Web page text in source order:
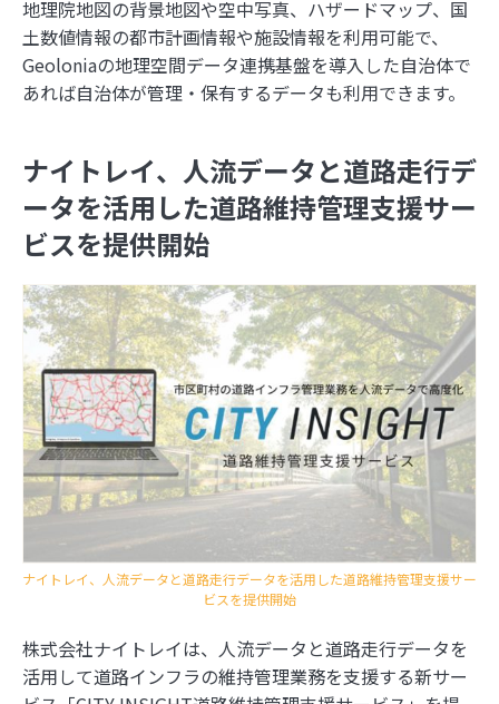
地理院地図の背景地図や空中写真、ハザードマップ、国
土数値情報の都市計画情報や施設情報を利用可能で、
Geoloniaの地理空間データ連携基盤を導入した自治体で
あれば自治体が管理・保有するデータも利用できます。
ナイトレイ、人流データと道路走行デ
ータを活用した道路維持管理支援サー
ビスを提供開始
ナイトレイ、人流データと道路走行データを活用した道路維持管理支援サー
ビスを提供開始
株式会社ナイトレイは、人流データと道路走行データを
活用して道路インフラの維持管理業務を支援する新サー